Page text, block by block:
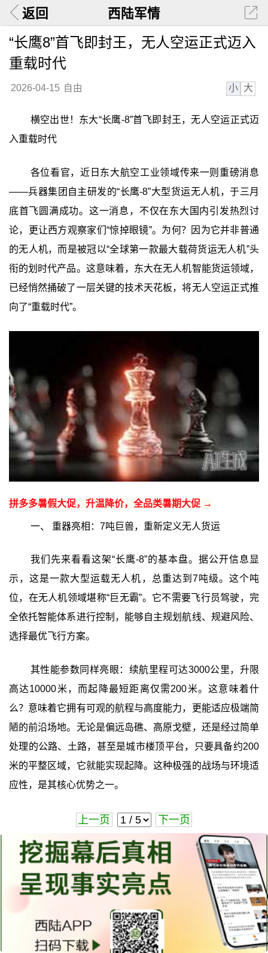
返回 西陆军情
“长鹰8”首飞即封王，无人空运正式迈入
重载时代
2026-04-15 自由 小 大
横空出世！东大“长鹰-8”首飞即封王，无人空运正式迈
入重载时代
各位看官，近日东大航空工业领域传来一则重磅消息
——兵器集团自主研发的“长鹰-8”大型货运无人机，于三月
底首飞圆满成功。这一消息，不仅在东大国内引发热烈讨
论，更让西方观察家们“惊掉眼镜”。为何？因为它并非普通
的无人机，而是被冠以“全球第一款最大载荷货运无人机”头
衔的划时代产品。这意味着，东大在无人机智能货运领域，
已经悄然捅破了一层关键的技术天花板，将无人空运正式推
向了“重载时代”。
拼多多暑假大促，升温降价，全品类暑期大促 →
一、 重器亮相：7吨巨兽，重新定义无人货运
我们先来看看这架“长鹰-8”的基本盘。据公开信息显
示，这是一款大型运载无人机，总重达到7吨级。这个吨
位，在无人机领域堪称“巨无霸”。它不需要飞行员驾驶，完
全依托智能体系进行控制，能够自主规划航线、规避风险、
选择最优飞行方案。
其性能参数同样亮眼：续航里程可达3000公里，升限
高达10000米，而起降最短距离仅需200米。这意味着什
么？意味着它拥有可观的航程与高度能力，更能适应极端简
陋的前沿场地。无论是偏远岛礁、高原戈壁，还是经过简单
处理的公路、土路，甚至是城市楼顶平台，只要具备约200
米的平整区域，它就能实现起降。这种极强的战场与环境适
应性，是其核心优势之一。
上一页 下一页